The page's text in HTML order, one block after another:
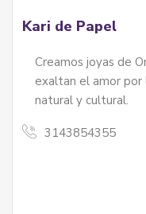
Kari de Papel
Creamos joyas de
exaltan el amor por
natural y cultural.
3143854355